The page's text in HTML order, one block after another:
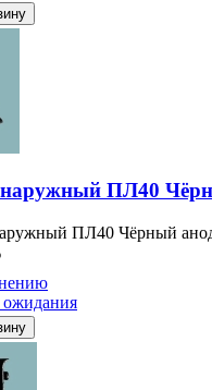
ПЛ40
ПЛ40 Чёрный